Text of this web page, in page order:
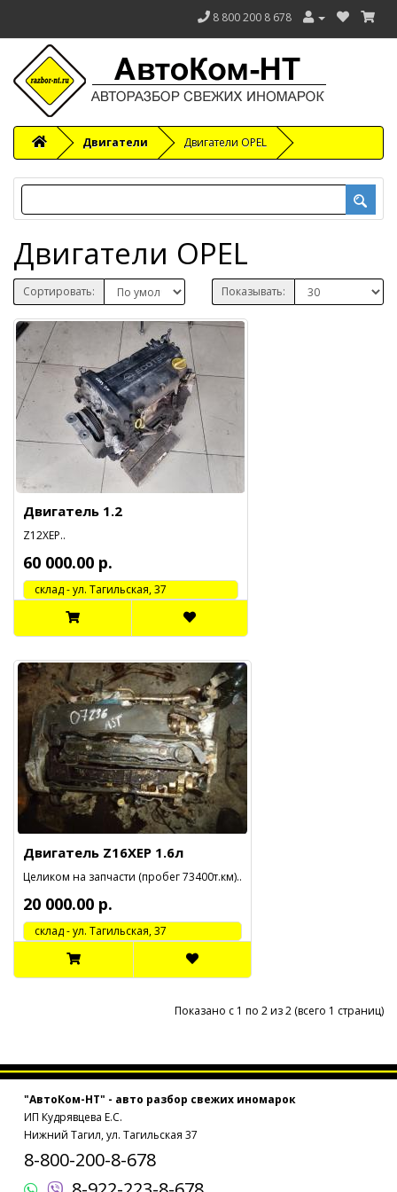
8 800 200 8 678
Двигатели Двигатели OPEL
Двигатели OPEL
Сортировать: Показывать:
Двигатель 1.2
Z12XEP..
60 000.00 р.
cклад - ул. Тагильская, 37
Двигатель Z16XEP 1.6л
Целиком на запчасти (пробег 73400т.км)..
20 000.00 р.
cклад - ул. Тагильская, 37
Показано с 1 по 2 из 2 (всего 1 страниц)
"АвтоКом-НТ" - авто разбор свежих иномарок
ИП Кудрявцева Е.С.
Нижний Тагил, ул. Тагильская 37
8-800-200-8-678